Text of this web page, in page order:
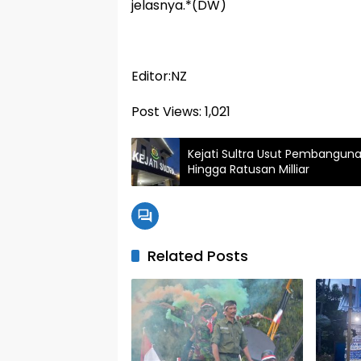
jelasnya.*(DW)
Editor:NZ
Post Views: 1,021
Kejati Sultra Usut
Hingga Ratusan Milliar
Related Posts